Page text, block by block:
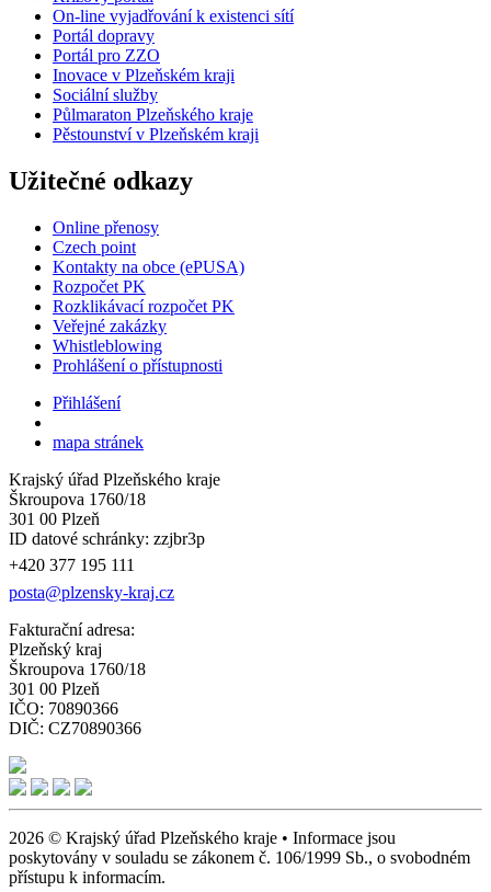
On-line vyjadřování k existenci sítí
Portál dopravy
Portál pro ZZO
Inovace v Plzeňském kraji
Sociální služby
Půlmaraton Plzeňského kraje
Pěstounství v Plzeňském kraji
Užitečné odkazy
Online přenosy
Czech point
Kontakty na obce (ePUSA)
Rozpočet PK
Rozklikávací rozpočet PK
Veřejné zakázky
Whistleblowing
Prohlášení o přístupnosti
Přihlášení
mapa stránek
Krajský úřad Plzeňského kraje
Škroupova 1760/18
301 00 Plzeň
ID datové schránky: zzjbr3p
+420 377 195 111
posta@plzensky-kraj.cz
Fakturační adresa:
Plzeňský kraj
Škroupova 1760/18
301 00 Plzeň
IČO: 70890366
DIČ: CZ70890366
2026 © Krajský úřad Plzeňského kraje • Informace jsou
poskytovány v souladu se zákonem č. 106/1999 Sb., o svobodném
přístupu k informacím.